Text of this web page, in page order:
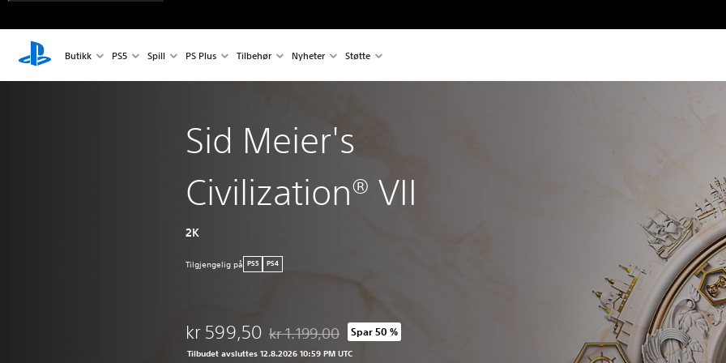
Butikk PS5 Spill PS Plus Tilbehør Nyheter Støtte
Sid Meier's
Civilization® VII
2K
Tilgjengelig på PS5 PS4
kr 599,50 Nedsatt fra opprinnelig pris på kr 1.199,00
kr 1.199,00 Spar 50 %
Tilbudet avsluttes 12.8.2026 10:59 PM UTC